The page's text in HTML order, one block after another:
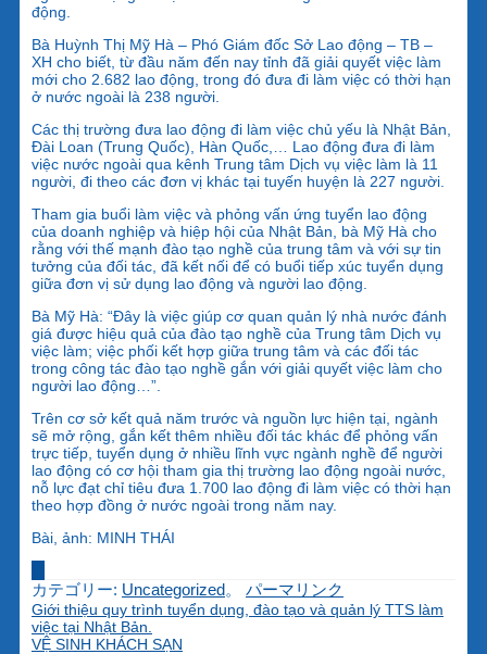
động.
Bà Huỳnh Thị Mỹ Hà – Phó Giám đốc Sở Lao động – TB –
XH cho biết, từ đầu năm đến nay tỉnh đã giải quyết việc làm
mới cho 2.682 lao động, trong đó đưa đi làm việc có thời hạn
ở nước ngoài là 238 người.
Các thị trường đưa lao động đi làm việc chủ yếu là Nhật Bản,
Đài Loan (Trung Quốc), Hàn Quốc,… Lao động đưa đi làm
việc nước ngoài qua kênh Trung tâm Dịch vụ việc làm là 11
người, đi theo các đơn vị khác tại tuyến huyện là 227 người.
Tham gia buổi làm việc và phỏng vấn ứng tuyển lao động
của doanh nghiệp và hiệp hội của Nhật Bản, bà Mỹ Hà cho
rằng với thế mạnh đào tạo nghề của trung tâm và với sự tin
tưởng của đối tác, đã kết nối để có buổi tiếp xúc tuyển dụng
giữa đơn vị sử dụng lao động và người lao động.
Bà Mỹ Hà: “Đây là việc giúp cơ quan quản lý nhà nước đánh
giá được hiệu quả của đào tạo nghề của Trung tâm Dịch vụ
việc làm; việc phối kết hợp giữa trung tâm và các đối tác
trong công tác đào tạo nghề gắn với giải quyết việc làm cho
người lao động…”.
Trên cơ sở kết quả năm trước và nguồn lực hiện tại, ngành
sẽ mở rộng, gắn kết thêm nhiều đối tác khác để phỏng vấn
trực tiếp, tuyển dụng ở nhiều lĩnh vực ngành nghề để người
lao động có cơ hội tham gia thị trường lao động ngoài nước,
nỗ lực đạt chỉ tiêu đưa 1.700 lao động đi làm việc có thời hạn
theo hợp đồng ở nước ngoài trong năm nay.
Bài, ảnh: MINH THÁI
カテゴリー: Uncategorized。 パーマリンク
Giới thiệu quy trình tuyển dụng, đào tạo và quản lý TTS làm
việc tại Nhật Bản.
VỆ SINH KHÁCH SẠN